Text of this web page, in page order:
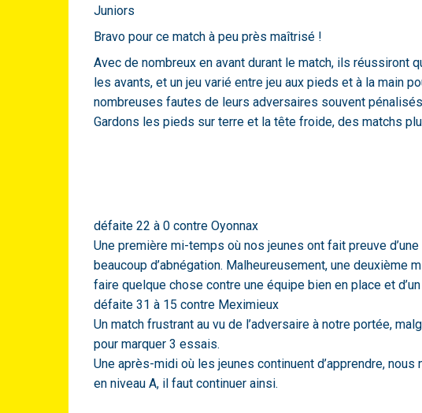
Juniors
Bravo pour ce match à peu près maîtrisé !
Avec de nombreux en avant durant le match, ils réussiront
les avants, et un jeu varié entre jeu aux pieds et à la main
nombreuses fautes de leurs adversaires souvent pénalisés
Gardons les pieds sur terre et la tête froide, des matchs
défaite 22 à 0 contre Oyonnax
Une première mi-temps où nos jeunes ont fait preuve
beaucoup d’abnégation. Malheureusement, une
faire quelque chose contre une équipe bien en place et
défaite 31 à 15 contre Meximieux
Un match frustrant au vu de l’adversaire à notre portée,
pour marquer 3 essais.
Une après-midi où les jeunes continuent d’apprendre,
en niveau A, il faut continuer ainsi.